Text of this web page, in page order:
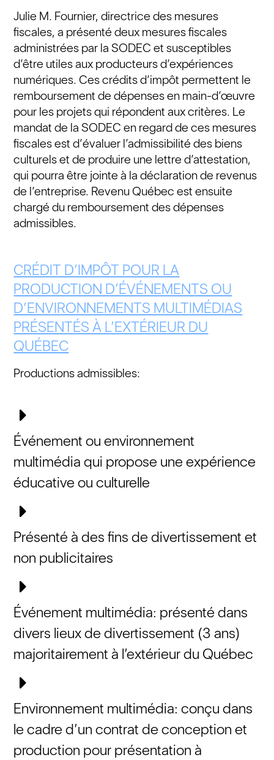
Julie M. Fournier, directrice des mesures
fiscales, a présenté deux mesures fiscales
administrées par la SODEC et susceptibles
d’être utiles aux producteurs d’expériences
numériques. Ces crédits d’impôt permettent le
remboursement de dépenses en main-d’œuvre
pour les projets qui répondent aux critères. Le
mandat de la SODEC en regard de ces mesures
fiscales est d’évaluer l’admissibilité des biens
culturels et de produire une lettre d’attestation,
qui pourra être jointe à la déclaration de revenus
de l’entreprise. Revenu Québec est ensuite
chargé du remboursement des dépenses
admissibles.
CRÉDIT D’IMPÔT POUR LA
PRODUCTION D’ÉVÉNEMENTS OU
D’ENVIRONNEMENTS MULTIMÉDIAS
PRÉSENTÉS À L’EXTÉRIEUR DU
QUÉBEC
Productions admissibles:
Événement ou environnement
multimédia qui propose une expérience
éducative ou culturelle
Présenté à des fins de divertissement et
non publicitaires
Événement multimédia: présenté dans
divers lieux de divertissement (3 ans)
majoritairement à l’extérieur du Québec
Environnement multimédia: conçu dans
le cadre d’un contrat de conception et
production pour présentation à